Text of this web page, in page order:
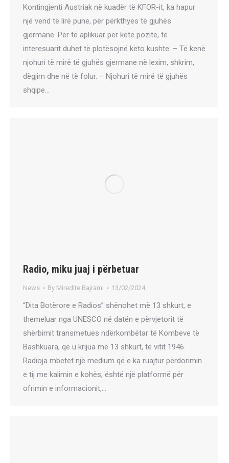
Kontingjenti Austriak në kuadër të KFOR-it, ka hapur
një vend të lirë pune, për përkthyes të gjuhës
gjermane. Për të aplikuar për këtë pozitë, të
interesuarit duhet të plotësojnë këto kushte: – Të kenë
njohuri të mirë të gjuhës gjermane në lexim, shkrim,
dëgjim dhe në të folur. – Njohuri të mirë të gjuhës
shqipe…
Radio, miku juaj i përbetuar
News By Miredite Bajrami 13/02/2024
“Dita Botërore e Radios” shënohet më 13 shkurt, e
themeluar nga UNESCO në datën e përvjetorit të
shërbimit transmetues ndërkombëtar të Kombeve të
Bashkuara, që u krijua më 13 shkurt, të vitit 1946.
Radioja mbetet një medium që e ka ruajtur përdorimin
e tij me kalimin e kohës, është një platformë për
ofrimin e informacionit,…